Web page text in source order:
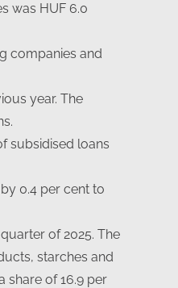
was HUF 6.0
companies and
year. The
subsidised loans
0.4 per cent to
of 2025. The
starches and
of 16.9 per